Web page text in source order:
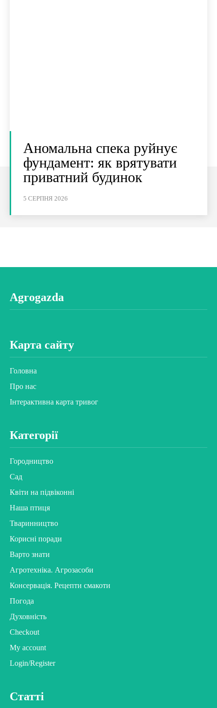
Аномальна спека руйнує
фундамент: як врятувати
приватний будинок
5 СЕРПНЯ 2026
Agrogazda
Карта сайту
Головна
Про нас
Інтерактивна карта тривог
Категорії
Городництво
Сад
Квіти на підвіконні
Наша птиця
Тваринництво
Корисні поради
Варто знати
Агротехніка. Агрозасоби
Консервація. Рецепти смакоти
Погода
Духовність
Checkout
My account
Login/Register
Статті